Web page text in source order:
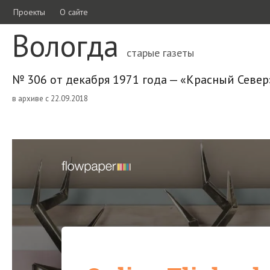
Проекты О сайте
Вологда старые газеты
№ 306 от декабря 1971 года — «Красный
в архиве с 22.09.2018